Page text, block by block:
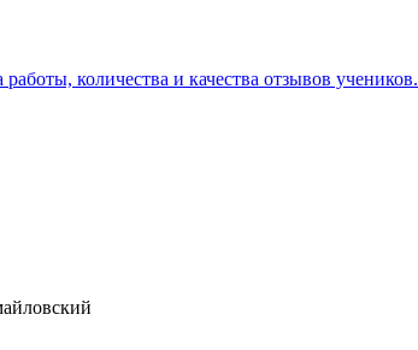
количества и качества отзывов учеников.